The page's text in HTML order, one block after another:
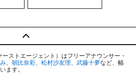
ストエージェント）はフリーアナウンサー・
、 朝比奈彩、 松村沙友理、 武藤十夢など、幅
ます。